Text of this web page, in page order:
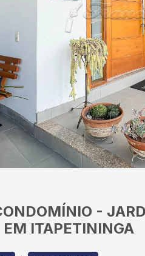
-
ITAPETININGA